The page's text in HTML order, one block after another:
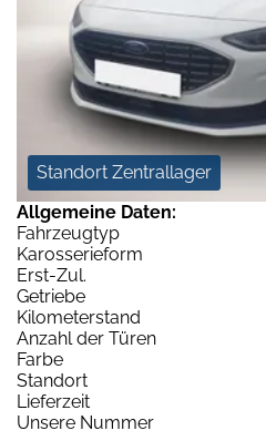
Standort Zentrallager
Allgemeine Daten:
Fahrzeugtyp
Karosserieform
Erst-Zul.
Getriebe
Kilometerstand
Anzahl der Türen
Farbe
Standort
Lieferzeit
Unsere Nummer